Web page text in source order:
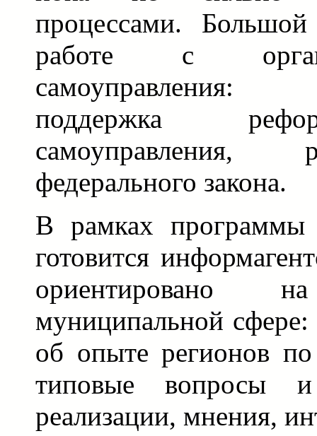
процессами.
работе с
самоуправления:
поддержка
самоуправления,
федерального закона.
В рамках
готовится
муниципальной сфере:
об опыте регионов
типовые вопросы
реализации, мнения,